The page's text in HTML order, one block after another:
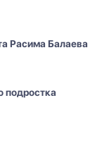
Расима Балаева
подростка